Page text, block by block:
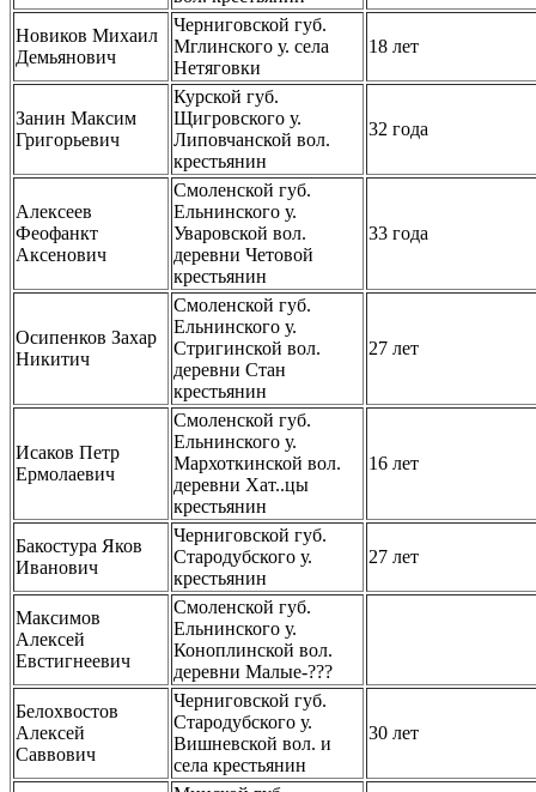
Новиков Михаил
Демьянович
Черниговской губ.
Мглинского у. села
Нетяговки
18 лет
Занин Максим
Григорьевич
Курской губ.
Щигровского у.
Липовчанской вол.
крестьянин
32 года
Алексеев
Феофанкт
Аксенович
Смоленской губ.
Ельнинского у.
Уваровской вол.
деревни Четовой
крестьянин
33 года
Осипенков Захар
Никитич
Смоленской губ.
Ельнинского у.
Стригинской вол.
деревни Стан
крестьянин
27 лет
Исаков Петр
Ермолаевич
Смоленской губ.
Ельнинского у.
Мархоткинской вол.
деревни Хат..цы
крестьянин
16 лет
Бакостура Яков
Иванович
Черниговской губ.
Стародубского у.
крестьянин
27 лет
Максимов
Алексей
Евстигнеевич
Смоленской губ.
Ельнинского у.
Коноплинской вол.
деревни Малые-???
Белохвостов
Алексей
Саввович
Черниговской губ.
Стародубского у.
Вишневской вол. и
села крестьянин
30 лет